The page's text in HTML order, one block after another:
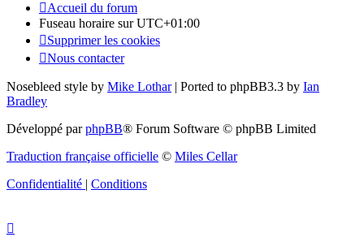
Accueil du forum
Fuseau horaire surUTC+01:00
Supprimer les cookies
Nous contacter
Nosebleed style by Mike Lothar| Ported to phpBB3.3 by Ian
Bradley
Développé parphpBB® Forum Software © phpBB Limited
Traduction française officielle © Miles Cellar
Confidentialité | Conditions